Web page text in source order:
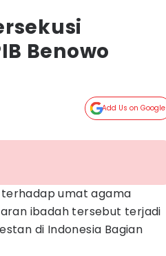
Benowo
Add Us on Google
umat agama
ibadah tersebut terjadi
di Indonesia Bagian